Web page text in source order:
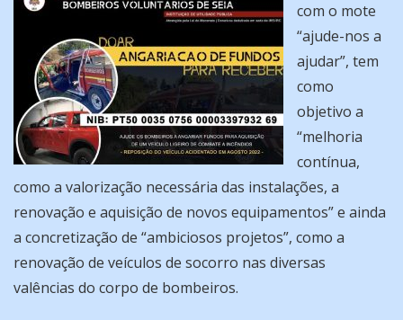
com o mote
“ajude-nos a
ajudar”, tem
como
objetivo a
“melhoria
contínua,
como a valorização necessária das instalações, a
renovação e aquisição de novos equipamentos” e ainda
a concretização de “ambiciosos projetos”, como a
renovação de veículos de socorro nas diversas
valências do corpo de bombeiros.